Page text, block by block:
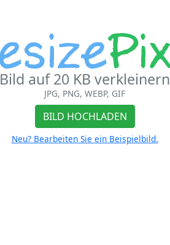
Bild auf 20 KB verkleinern
JPG, PNG, WEBP, GIF
BILD HOCHLADEN
Neu? Bearbeiten Sie ein Beispielbild.